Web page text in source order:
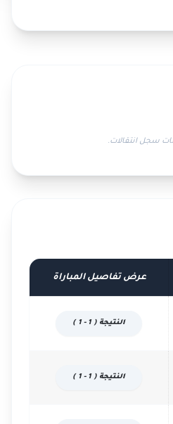
سجل انتقالات.
عرض تفاصيل المباراة
النتيجة ( 1 - 1 )
النتيجة ( 1 - 1 )